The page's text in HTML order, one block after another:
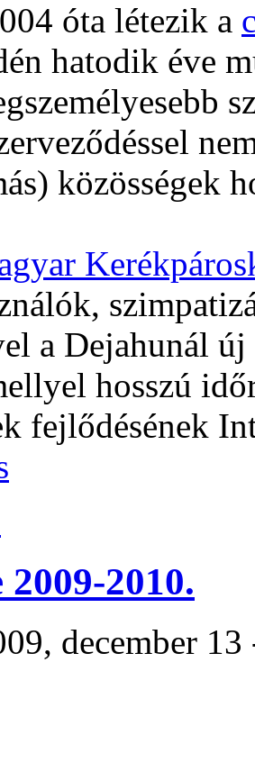
óta létezik a
hatodik éve
közösségek
a Dejahunál
hosszú
fejlődésének
2010.
december 13